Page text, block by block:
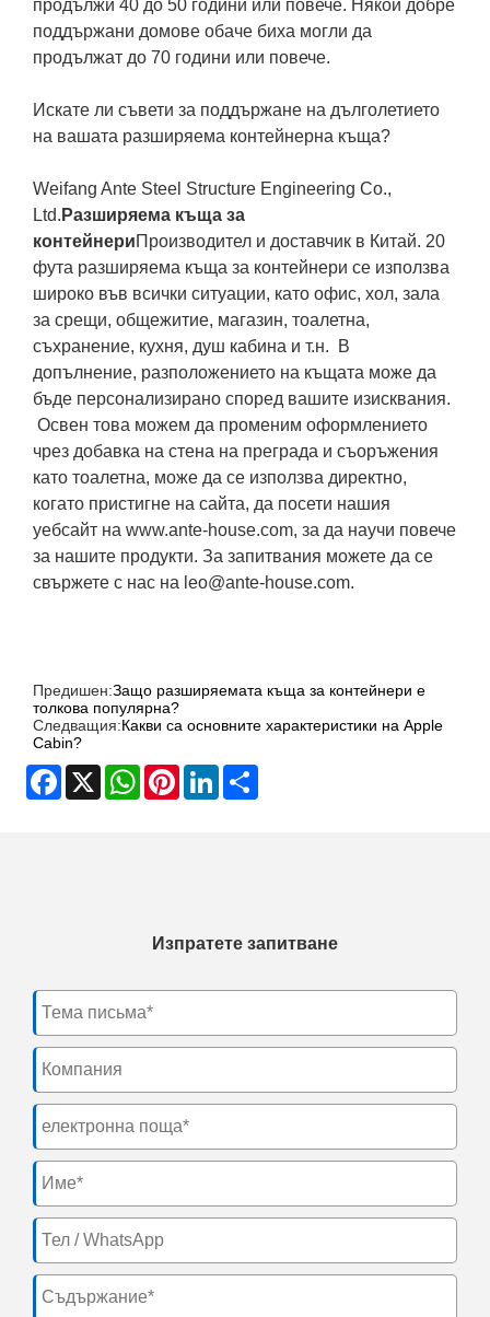
продължи 40 до 50 години или повече. Някои добре
поддържани домове обаче биха могли да
продължат до 70 години или повече.
Искате ли съвети за поддържане на дълголетието
на вашата разширяема контейнерна къща?
Weifang Ante Steel Structure Engineering Co.,
Ltd. Разширяема къща за
контейнериПроизводител и доставчик в Китай. 20
фута разширяема къща за контейнери се използва
широко във всички ситуации, като офис, хол, зала
за срещи, общежитие, магазин, тоалетна,
съхранение, кухня, душ кабина и т.н. В
допълнение, разположението на къщата може да
бъде персонализирано според вашите изисквания.
Освен това можем да променим оформлението
чрез добавка на стена на преграда и съоръжения
като тоалетна, може да се използва директно,
когато пристигне на сайта, да посети нашия
уебсайт на www.ante-house.com, за да научи повече
за нашите продукти. За запитвания можете да се
свържете с нас на leo@ante-house.com.
Предишен:Защо разширяемата къща за контейнери е
толкова популярна?
Следващия:Какви са основните характеристики на Apple
Cabin?
Facebook
X WhatsAppPinterestLinkedIn
Изпратете запитване